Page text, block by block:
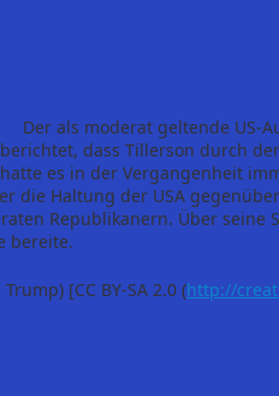
Der als moderat geltende US-
dass Tillerson durch
es in der Vergangenheit
die Haltung der USA
Republikanern. Über
bereite.
[CC BY-SA 2.0 (http://